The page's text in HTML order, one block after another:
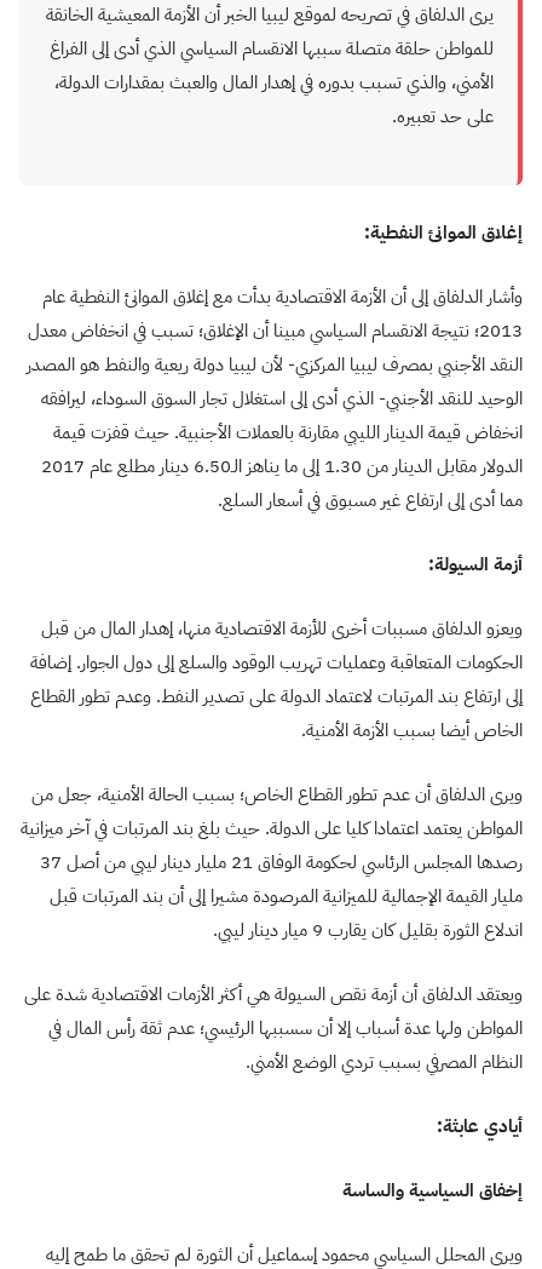
يرى الدلفاق في تصريحه لموقع ليبيا الخبر أن الأزمة المعيشية الخانقة
للمواطن حلقة متصلة سببها الانقسام السياسي الذي أدى إلى الفراغ
الأمني، والذي تسبب بدوره في إهدار المال والعبث بمقدارات الدولة،
على حد تعبيره.
إغلاق الموانئ النفطية:
وأشار الدلفاق إلى أن الأزمة الاقتصادية بدأت مع إغلاق الموانئ النفطية عام
2013؛ نتيجة الانقسام السياسي مبينا أن الإغلاق؛ تسبب في انخفاض معدل
النقد الأجنبي بمصرف ليبيا المركزي- لأن ليبيا دولة ريعية والنفط هو المصدر
الوحيد للنقد الأجنبي- الذي أدى إلى استغلال تجار السوق السوداء، ليرافقه
انخفاض قيمة الدينار الليبي مقارنة بالعملات الأجنبية. حيث قفزت قيمة
الدولار مقابل الدينار من 1.30 إلى ما يناهز الـ6.50 دينار مطلع عام 2017
مما أدى إلى ارتفاع غير مسبوق في أسعار السلع.
أزمة السيولة:
ويعزو الدلفاق مسببات أخرى للأزمة الاقتصادية منها، إهدار المال من قبل
الحكومات المتعاقبة وعمليات تهريب الوقود والسلع إلى دول الجوار. إضافة
إلى ارتفاع بند المرتبات لاعتماد الدولة على تصدير النفط. وعدم تطور القطاع
الخاص أيضا بسبب الأزمة الأمنية.
ويرى الدلفاق أن عدم تطور القطاع الخاص؛ بسبب الحالة الأمنية، جعل من
المواطن يعتمد اعتمادا كليا على الدولة. حيث بلغ بند المرتبات في آخر ميزانية
رصدها المجلس الرئاسي لحكومة الوفاق 21 مليار دينار ليبي من أصل 37
مليار القيمة الإجمالية للميزانية المرصودة مشيرا إلى أن بند المرتبات قبل
اندلاع الثورة بقليل كان يقارب 9 ميار دينار ليبي.
ويعتقد الدلفاق أن أزمة نقص السيولة هي أكثر الأزمات الاقتصادية شدة على
المواطن ولها عدة أسباب إلا أن سسببها الرئيسي؛ عدم ثقة رأس المال في
النظام المصرفي بسبب تردي الوضع الأمني.
أيادي عابثة:
إخفاق السياسية والساسة
ويرى المحلل السياسي محمود إسماعيل أن الثورة لم تحقق ما طمح إليه